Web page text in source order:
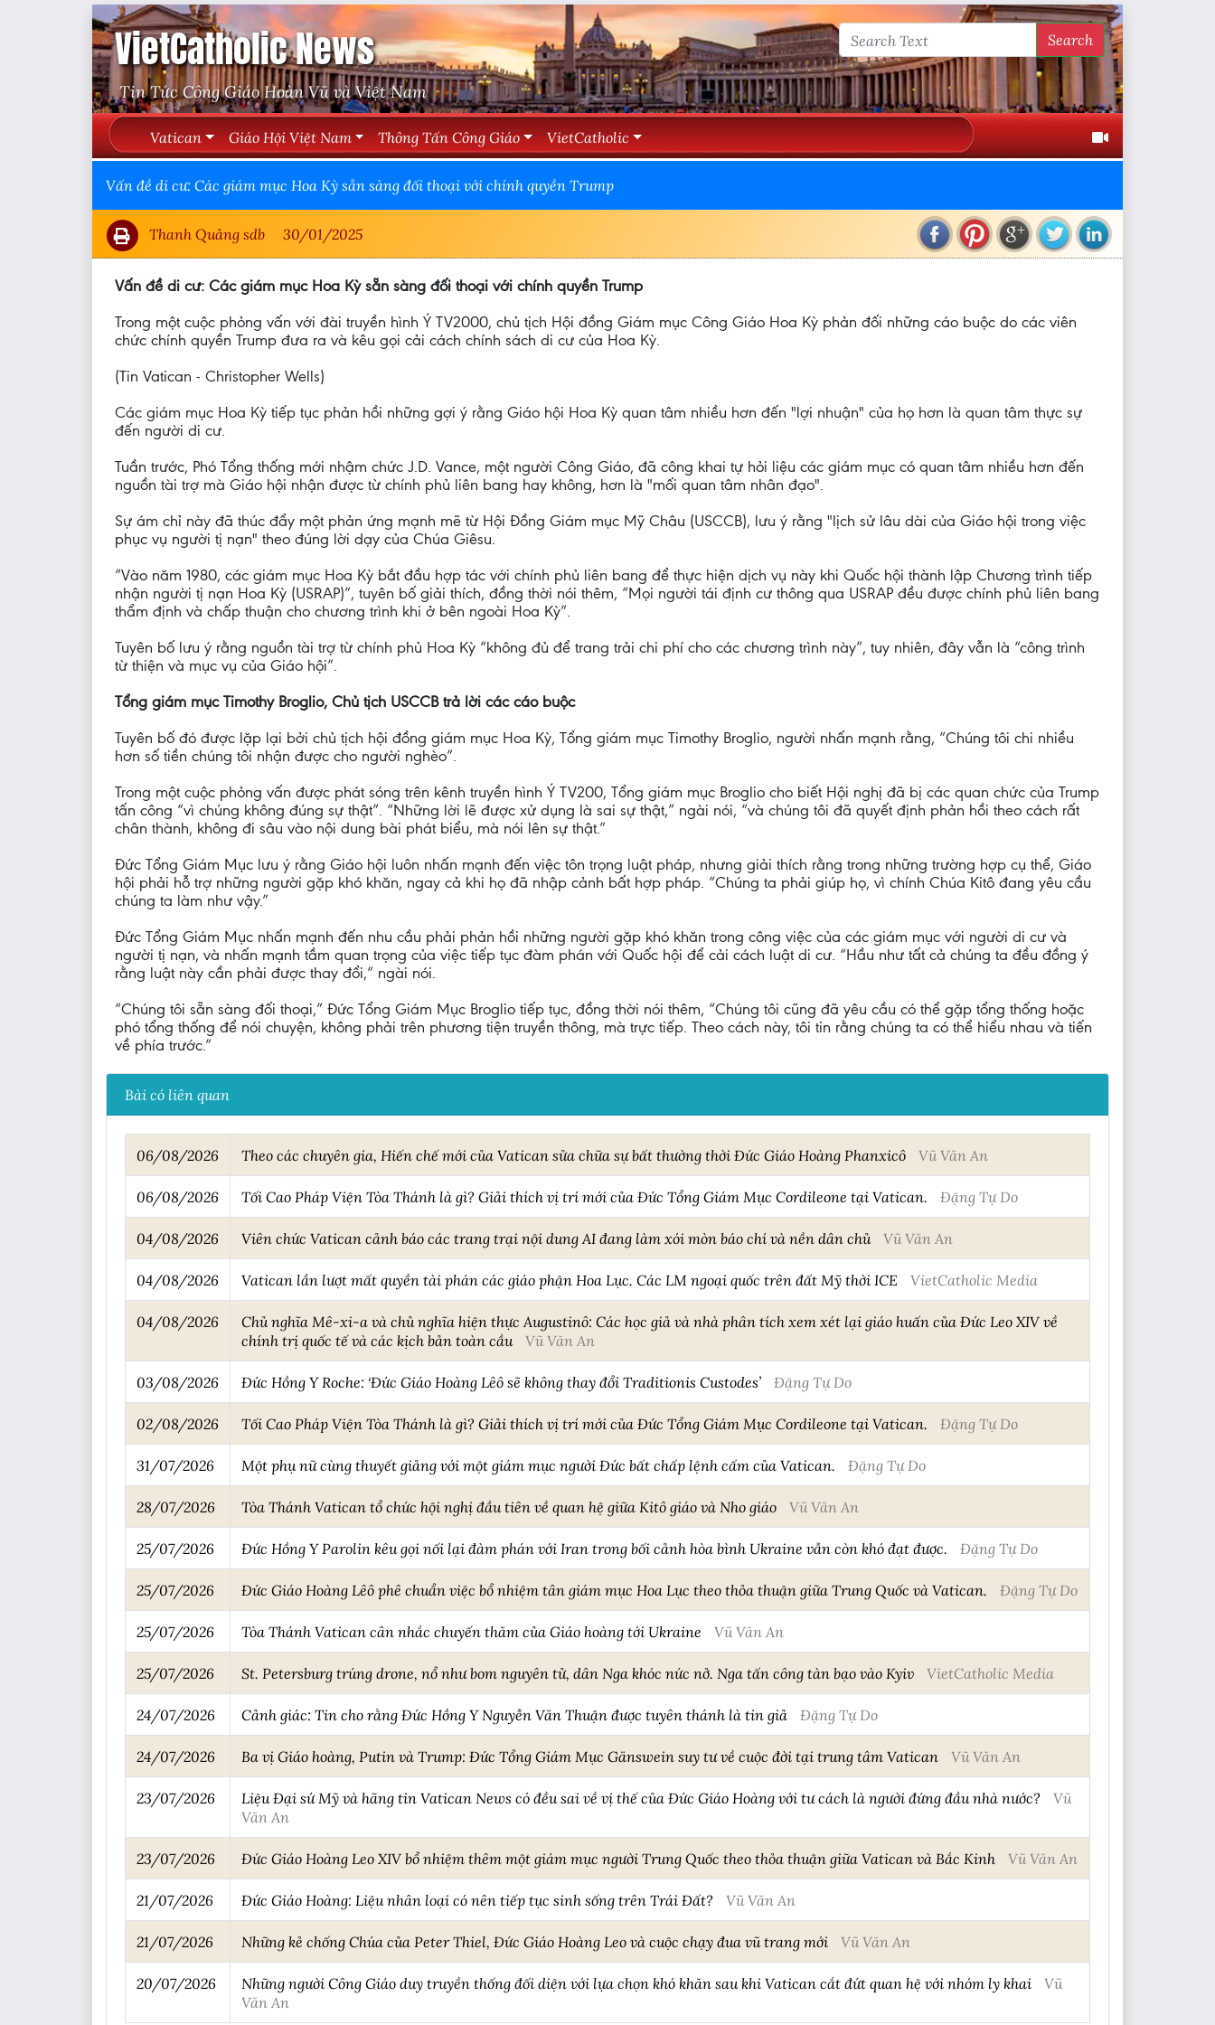
VietCatholic News
Tin Tức Công Giáo Hoàn Vũ và Việt Nam
Search
Vatican Giáo Hội Việt Nam Thông Tấn Công Giáo VietCatholic
Vấn đề di cư: Các giám mục Hoa Kỳ sẵn sàng đối thoại với chính quyền Trump
Thanh Quảng sdb 30/01/2025
Vấn đề di cư: Các giám mục Hoa Kỳ sẵn sàng đối thoại với chính quyền Trump
Trong một cuộc phỏng vấn với đài truyền hình Ý TV2000, chủ tịch Hội đồng Giám mục Công Giáo Hoa Kỳ phản đối những cáo buộc do các viên
chức chính quyền Trump đưa ra và kêu gọi cải cách chính sách di cư của Hoa Kỳ.
(Tin Vatican - Christopher Wells)
Các giám mục Hoa Kỳ tiếp tục phản hồi những gợi ý rằng Giáo hội Hoa Kỳ quan tâm nhiều hơn đến "lợi nhuận" của họ hơn là quan tâm thực sự
đến người di cư.
Tuần trước, Phó Tổng thống mới nhậm chức J.D. Vance, một người Công Giáo, đã công khai tự hỏi liệu các giám mục có quan tâm nhiều hơn đến
nguồn tài trợ mà Giáo hội nhận được từ chính phủ liên bang hay không, hơn là "mối quan tâm nhân đạo".
Sự ám chỉ này đã thúc đẩy một phản ứng mạnh mẽ từ Hội Đồng Giám mục Mỹ Châu (USCCB), lưu ý rằng "lịch sử lâu dài của Giáo hội trong việc
phục vụ người tị nạn" theo đúng lời dạy của Chúa Giêsu.
“Vào năm 1980, các giám mục Hoa Kỳ bắt đầu hợp tác với chính phủ liên bang để thực hiện dịch vụ này khi Quốc hội thành lập Chương trình tiếp
nhận người tị nạn Hoa Kỳ (USRAP)”, tuyên bố giải thích, đồng thời nói thêm, “Mọi người tái định cư thông qua USRAP đều được chính phủ liên bang
thẩm định và chấp thuận cho chương trình khi ở bên ngoài Hoa Kỳ”.
Tuyên bố lưu ý rằng nguồn tài trợ từ chính phủ Hoa Kỳ “không đủ để trang trải chi phí cho các chương trình này”, tuy nhiên, đây vẫn là “công trình
từ thiện và mục vụ của Giáo hội”.
Tổng giám mục Timothy Broglio, Chủ tịch USCCB trả lời các cáo buộc
Tuyên bố đó được lặp lại bởi chủ tịch hội đồng giám mục Hoa Kỳ, Tổng giám mục Timothy Broglio, người nhấn mạnh rằng, “Chúng tôi chi nhiều
hơn số tiền chúng tôi nhận được cho người nghèo”.
Trong một cuộc phỏng vấn được phát sóng trên kênh truyền hình Ý TV200, Tổng giám mục Broglio cho biết Hội nghị đã bị các quan chức của Trump
tấn công “vì chúng không đúng sự thật”. “Những lời lẽ được xử dụng là sai sự thật,” ngài nói, “và chúng tôi đã quyết định phản hồi theo cách rất
chân thành, không đi sâu vào nội dung bài phát biểu, mà nói lên sự thật.”
Đức Tổng Giám Mục lưu ý rằng Giáo hội luôn nhấn mạnh đến việc tôn trọng luật pháp, nhưng giải thích rằng trong những trường hợp cụ thể, Giáo
hội phải hỗ trợ những người gặp khó khăn, ngay cả khi họ đã nhập cảnh bất hợp pháp. “Chúng ta phải giúp họ, vì chính Chúa Kitô đang yêu cầu
chúng ta làm như vậy.”
Đức Tổng Giám Mục nhấn mạnh đến nhu cầu phải phản hồi những người gặp khó khăn trong công việc của các giám mục với người di cư và
người tị nạn, và nhấn mạnh tầm quan trọng của việc tiếp tục đàm phán với Quốc hội để cải cách luật di cư. “Hầu như tất cả chúng ta đều đồng ý
rằng luật này cần phải được thay đổi,” ngài nói.
“Chúng tôi sẵn sàng đối thoại,” Đức Tổng Giám Mục Broglio tiếp tục, đồng thời nói thêm, “Chúng tôi cũng đã yêu cầu có thể gặp tổng thống hoặc
phó tổng thống để nói chuyện, không phải trên phương tiện truyền thông, mà trực tiếp. Theo cách này, tôi tin rằng chúng ta có thể hiểu nhau và tiến
về phía trước.”
Bài có liên quan
06/08/2026 Theo các chuyên gia, Hiến chế mới của Vatican sửa chữa sự bất thường thời Đức Giáo Hoàng Phanxicô Vũ Văn An
06/08/2026 Tối Cao Pháp Viện Tòa Thánh là gì? Giải thích vị trí mới của Đức Tổng Giám Mục Cordileone tại Vatican. Đặng Tự Do
04/08/2026 Viên chức Vatican cảnh báo các trang trại nội dung AI đang làm xói mòn báo chí và nền dân chủ Vũ Văn An
04/08/2026 Vatican lần lượt mất quyền tài phán các giáo phận Hoa Lục. Các LM ngoại quốc trên đất Mỹ thời ICE VietCatholic Media
04/08/2026
Chủ nghĩa Mê-xi-a và chủ nghĩa hiện thực Augustinô: Các học giả và nhà phân tích xem xét lại giáo huấn của Đức Leo XIV về
chính trị quốc tế và các kịch bản toàn cầu
Vũ Văn An
03/08/2026 Đức Hồng Y Roche: ‘Đức Giáo Hoàng Lêô sẽ không thay đổi Traditionis Custodes’ Đặng Tự Do
02/08/2026 Tối Cao Pháp Viện Tòa Thánh là gì? Giải thích vị trí mới của Đức Tổng Giám Mục Cordileone tại Vatican. Đặng Tự Do
31/07/2026 Một phụ nữ cùng thuyết giảng với một giám mục người Đức bất chấp lệnh cấm của Vatican. Đặng Tự Do
28/07/2026 Tòa Thánh Vatican tổ chức hội nghị đầu tiên về quan hệ giữa Kitô giáo và Nho giáo Vũ Văn An
25/07/2026 Đức Hồng Y Parolin kêu gọi nối lại đàm phán với Iran trong bối cảnh hòa bình Ukraine vẫn còn khó đạt được. Đặng Tự Do
25/07/2026 Đức Giáo Hoàng Lêô phê chuẩn việc bổ nhiệm tân giám mục Hoa Lục theo thỏa thuận giữa Trung Quốc và Vatican. Đặng Tự Do
25/07/2026 Tòa Thánh Vatican cân nhắc chuyến thăm của Giáo hoàng tới Ukraine Vũ Văn An
25/07/2026 St. Petersburg trúng drone, nổ như bom nguyên tử, dân Nga khóc nức nở. Nga tấn công tàn bạo vào Kyiv VietCatholic Media
24/07/2026 Cảnh giác: Tin cho rằng Đức Hồng Y Nguyễn Văn Thuận được tuyên thánh là tin giả Đặng Tự Do
24/07/2026 Ba vị Giáo hoàng, Putin và Trump: Đức Tổng Giám Mục Gänswein suy tư về cuộc đời tại trung tâm Vatican Vũ Văn An
23/07/2026 Liệu Đại sứ Mỹ và hãng tin Vatican News có đều sai về vị thế của Đức Giáo Hoàng với tư cách là người đứng đầu nhà nước?
Vũ
Văn An
23/07/2026 Đức Giáo Hoàng Leo XIV bổ nhiệm thêm một giám mục người Trung Quốc theo thỏa thuận giữa Vatican và Bắc Kinh Vũ Văn An
21/07/2026 Đức Giáo Hoàng: Liệu nhân loại có nên tiếp tục sinh sống trên Trái Đất? Vũ Văn An
21/07/2026 Những kẻ chống Chúa của Peter Thiel, Đức Giáo Hoàng Leo và cuộc chạy đua vũ trang mới Vũ Văn An
20/07/2026 Những người Công Giáo duy truyền thống đối diện với lựa chọn khó khăn sau khi Vatican cắt đứt quan hệ với nhóm ly khai
Vũ
Văn An